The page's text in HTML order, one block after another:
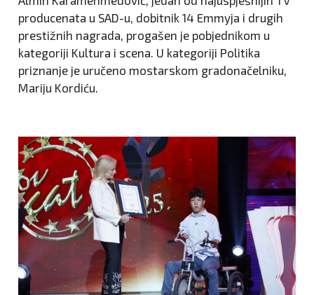
producenata u SAD-u, dobitnik 14 Emmyja i drugih
prestižnih nagrada, progašen je pobjednikom u
kategoriji Kultura i scena. U kategoriji Politika
priznanje je uručeno mostarskom gradonačelniku,
Mariju Kordiću.